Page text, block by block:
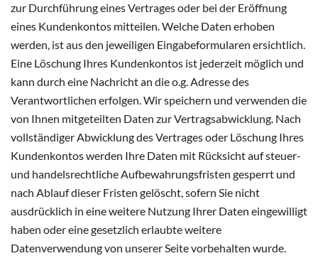
zur Durchführung eines Vertrages oder bei der Eröffnung
eines Kundenkontos mitteilen. Welche Daten erhoben
werden, ist aus den jeweiligen Eingabeformularen ersichtlich.
Eine Löschung Ihres Kundenkontos ist jederzeit möglich und
kann durch eine Nachricht an die o.g. Adresse des
Verantwortlichen erfolgen. Wir speichern und verwenden die
von Ihnen mitgeteilten Daten zur Vertragsabwicklung. Nach
vollständiger Abwicklung des Vertrages oder Löschung Ihres
Kundenkontos werden Ihre Daten mit Rücksicht auf steuer-
und handelsrechtliche Aufbewahrungsfristen gesperrt und
nach Ablauf dieser Fristen gelöscht, sofern Sie nicht
ausdrücklich in eine weitere Nutzung Ihrer Daten eingewilligt
haben oder eine gesetzlich erlaubte weitere
Datenverwendung von unserer Seite vorbehalten wurde.